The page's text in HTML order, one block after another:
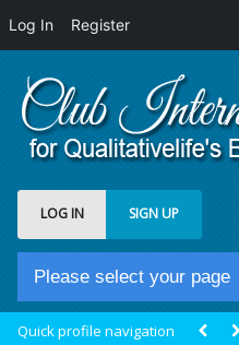
Log In Register
LOG IN SIGN UP
Please select your page
Quick profile navigation